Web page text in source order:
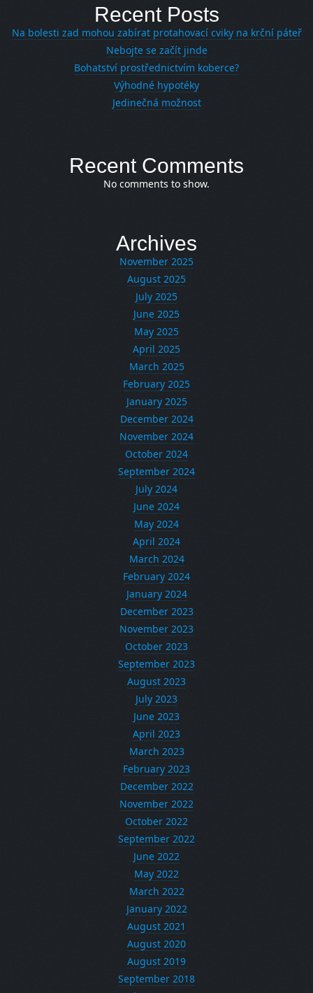
Recent Posts
Na bolesti zad mohou zabírat protahovací cviky na krční páteř
Nebojte se začít jinde
Bohatství prostřednictvím koberce?
Výhodné hypotéky
Jedinečná možnost
Recent Comments
No comments to show.
Archives
November 2025
August 2025
July 2025
June 2025
May 2025
April 2025
March 2025
February 2025
January 2025
December 2024
November 2024
October 2024
September 2024
July 2024
June 2024
May 2024
April 2024
March 2024
February 2024
January 2024
December 2023
November 2023
October 2023
September 2023
August 2023
July 2023
June 2023
April 2023
March 2023
February 2023
December 2022
November 2022
October 2022
September 2022
June 2022
May 2022
March 2022
January 2022
August 2021
August 2020
August 2019
September 2018